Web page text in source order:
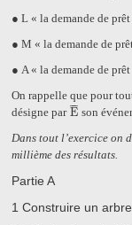
● L « la demande de
● M « la demande de
● A « la demande de prêt
On rappelle que pour
désigne par E
¯¯
¯
E¯son
Dans tout l’exercice on
millième des résultats.
Partie A
1 Construire un